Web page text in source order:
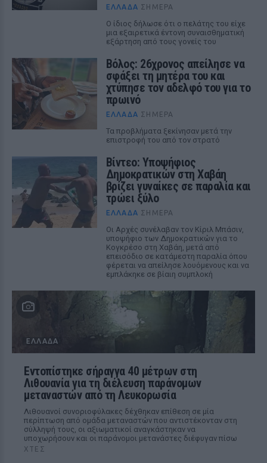
ΕΛΛΆΔΑ ΣΉΜΕΡΑ
Ο ίδιος δήλωσε ότι ο πελάτης του είχε
μια εξαιρετικά έντονη συναισθηματική
εξάρτηση από τους γονείς του
Βόλος: 26χρονος απείλησε να
σφάξει τη μητέρα του και
χτύπησε τον αδελφό του για το
πρωινό
ΕΛΛΆΔΑ ΣΉΜΕΡΑ
Τα προβλήματα ξεκίνησαν μετά την
επιστροφή του από τον στρατό
Βίντεο: Υποψήφιος
Δημοκρατικών στη Χαβάη
βρίζει γυναίκες σε παραλία και
τρώει ξύλο
ΕΛΛΆΔΑ ΣΉΜΕΡΑ
Οι Αρχές συνέλαβαν τον Κίριλ Μπάσιν,
υποψήφιο των Δημοκρατικών για το
Κογκρέσο στη Χαβάη, μετά από
επεισόδιο σε κατάμεστη παραλία όπου
φέρεται να απείλησε λουόμενους και να
εμπλάκηκε σε βίαιη συμπλοκή
ΕΛΛΆΔΑ
Εντοπίστηκε σήραγγα 40 μέτρων στη
Λιθουανία για τη διέλευση παράνομων
μεταναστών από τη Λευκορωσία
Λιθουανοί συνοριοφύλακες δέχθηκαν επίθεση σε μία
περίπτωση από ομάδα μεταναστών που αντιστέκονταν στη
σύλληψή τους, οι αξιωματικοί αναγκάστηκαν να
υποχωρήσουν και οι παράνομοι μετανάστες διέφυγαν πίσω
ΧΤΕΣ